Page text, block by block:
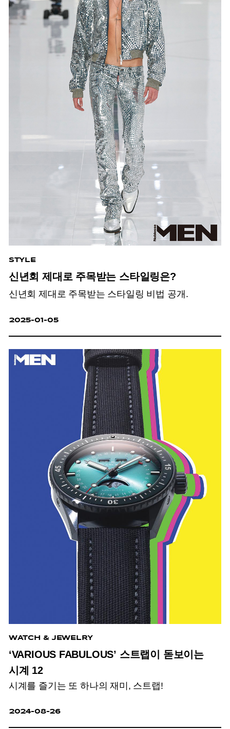
STYLE
신년회 제대로 주목받는 스타일링은?
신년회 제대로 주목받는 스타일링 비법 공개.
2025-01-05
WATCH & JEWELRY
‘VARIOUS FABULOUS’ 스트랩이 돋보이는
시계 12
시계를 즐기는 또 하나의 재미, 스트랩!
2024-08-26